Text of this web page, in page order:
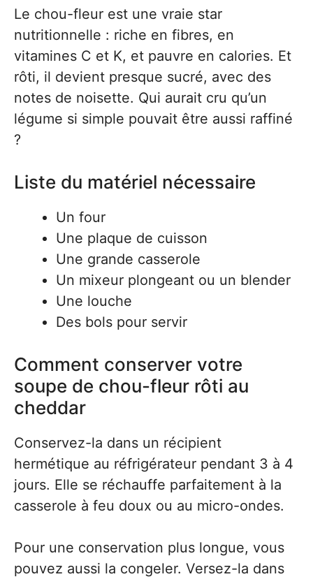
Le chou-fleur est une vraie star
nutritionnelle : riche en fibres, en
vitamines C et K, et pauvre en calories. Et
rôti, il devient presque sucré, avec des
notes de noisette. Qui aurait cru qu’un
légume si simple pouvait être aussi raffiné
?
Liste du matériel nécessaire
Un four
Une plaque de cuisson
Une grande casserole
Un mixeur plongeant ou un blender
Une louche
Des bols pour servir
Comment conserver votre
soupe de chou-fleur rôti au
cheddar
Conservez-la dans un récipient
hermétique au réfrigérateur pendant 3 à 4
jours. Elle se réchauffe parfaitement à la
casserole à feu doux ou au micro-ondes.
Pour une conservation plus longue, vous
pouvez aussi la congeler. Versez-la dans